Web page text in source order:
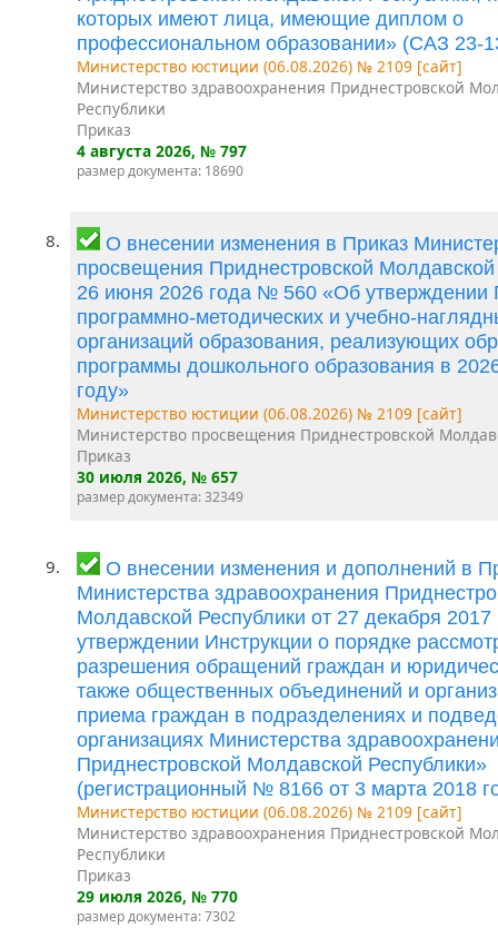
которых имеют лица, имеющие диплом о
профессиональном образовании» (САЗ 23-
Министерство юстиции (06.08.2026) № 2109 [сайт]
Министерство здравоохранения Приднестровской
Республики
Приказ
4 августа 2026, № 797
размер документа: 18690
8.
О внесении изменения в Приказ
просвещения Приднестровской Молдавской
26 июня 2026 года № 560 «Об утверждении
программно-методических и учебно-
организаций образования, реализующих
программы дошкольного образования в
году»
Министерство юстиции (06.08.2026) № 2109 [сайт]
Министерство просвещения Приднестровской
Приказ
30 июля 2026, № 657
размер документа: 32349
9.
О внесении изменения и дополнений в
Министерства здравоохранения
Молдавской Республики от 27 декабря
утверждении Инструкции о порядке
разрешения обращений граждан и
также общественных объединений и
приема граждан в подразделениях и
организациях Министерства
Приднестровской Молдавской Республики»
(регистрационный № 8166 от 3 марта 2018
Министерство юстиции (06.08.2026) № 2109 [сайт]
Министерство здравоохранения Приднестровской
Республики
Приказ
29 июля 2026, № 770
размер документа: 7302